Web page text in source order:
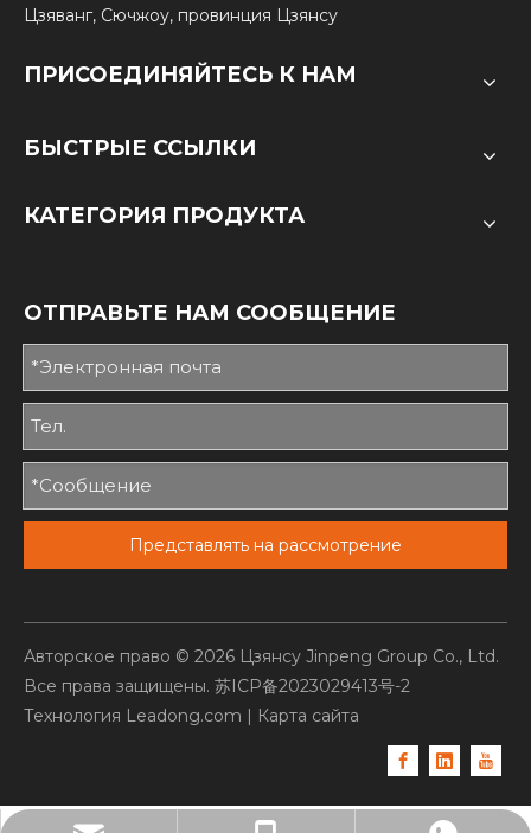
Цзяванг, Сючжоу, провинция Цзянсу
ПРИСОЕДИНЯЙТЕСЬ К НАМ
БЫСТРЫЕ ССЫЛКИ
КАТЕГОРИЯ ПРОДУКТА
ОТПРАВЬТЕ НАМ СООБЩЕНИЕ
Представлять на рассмотрение
Авторское право © 2026 Цзянсу Jinpeng Group Co., Ltd.
Все права защищены. 苏ICP备2023029413号-2
Технология Leadong.com | Карта сайта